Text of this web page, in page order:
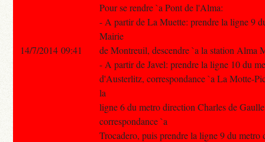
Pour se rendre `a Pont de l'Alma:
- A partir de La Muette: prendre la ligne 9
Mairie
de Montreuil, descendre `a la station Alma
- A partir de Javel: prendre la ligne 10 du
d'Austerlitz, correspondance `a La Motte-
la
ligne 6 du metro direction Charles de
correspondance `a
Trocadero, puis prendre la ligne 9 du
14/7/2014 09:41